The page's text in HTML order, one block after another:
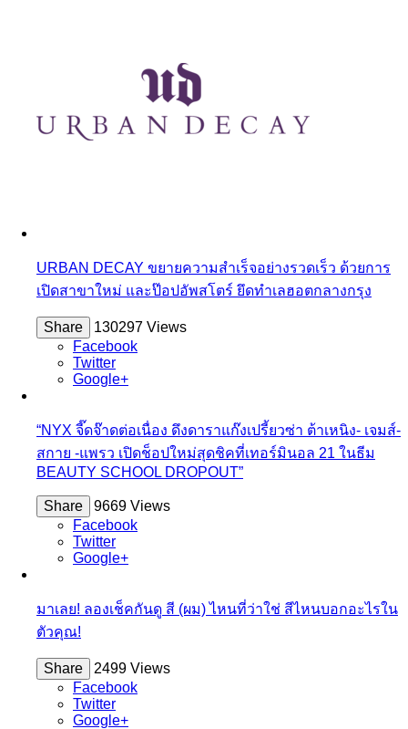
URBAN DECAY ขยายความสำเร็จอย่างรวดเร็ว ด้วยการ
เปิดสาขาใหม่ และป๊อปอัพสโตร์ ยึดทำเลฮอตกลางกรุง
Share
130297 Views
Facebook
Twitter
Google+
“NYX จี๊ดจ๊าดต่อเนื่อง ดึงดาราแก๊งเปรี้ยวซ่า ต้าเหนิง- เจมส์-
สกาย -แพรว เปิดช็อปใหม่สุดชิคที่เทอร์มินอล 21 ในธีม
BEAUTY SCHOOL DROPOUT”
Share
9669 Views
Facebook
Twitter
Google+
มาเลย! ลองเช็คกันดู สี (ผม) ไหนที่ว่าใช่ สีไหนบอกอะไรใน
ตัวคุณ!
Share
2499 Views
Facebook
Twitter
Google+